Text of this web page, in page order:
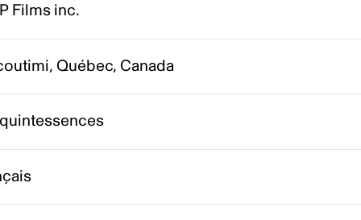
Films inc.
Québec, Canada